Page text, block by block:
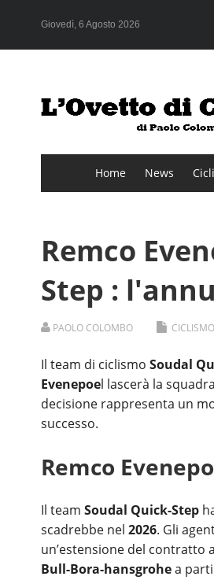
Giovedì, 6 Agosto 2026
Home News
Remco
Step :
PAOLO COLOMBO CICLISMO
Il team di ciclismo Soudal
Evenepoel lascerà la
decisione rappresenta un
successo.
Remco
Il team Soudal Quick-Step
scadrebbe nel 2026. Gli
un’estensione del
Bull-Bora-hansgrohea